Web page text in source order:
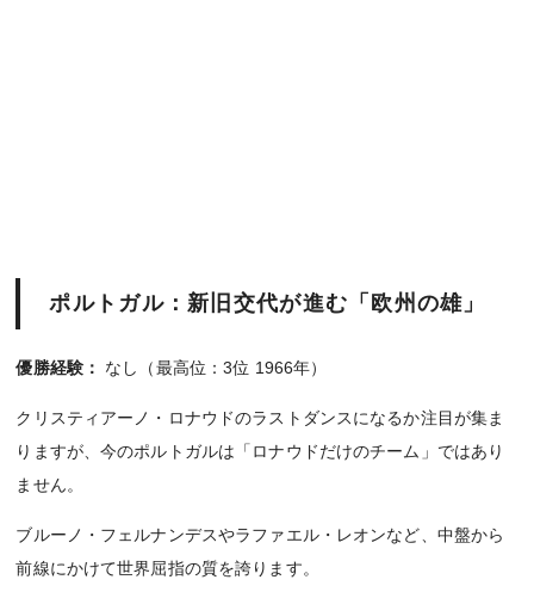
ポルトガル：新旧交代が進む「欧州の雄」
優勝経験： なし（最高位：3位 1966年）
クリスティアーノ・ロナウドのラストダンスになるか注目が集ま
りますが、今のポルトガルは「ロナウドだけのチーム」ではあり
ません。
ブルーノ・フェルナンデスやラファエル・レオンなど、中盤から
前線にかけて世界屈指の質を誇ります。